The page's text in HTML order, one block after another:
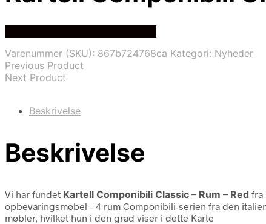
Varenummer (SKU): 867b724768ca Kategori: Nyheder
Previous Product
Next Product
Beskrivelse
Beskrivelse
Vi har fundet Kartell Componibili Classic – Rum – Red fra
opbevaringsmøbel – 4 rum Componibili-serien fra den
møbler, hvilket hun i den grad viser i dette Karte